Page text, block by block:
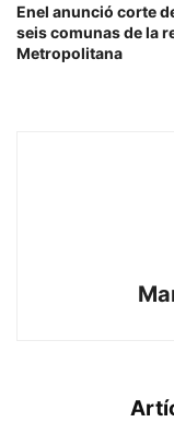
Enel anunció corte
seis comunas de la
Metropolitana